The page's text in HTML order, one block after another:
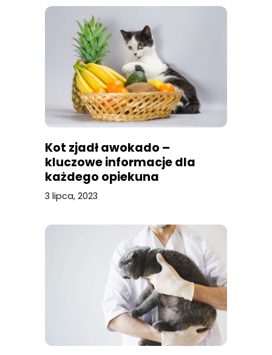
Kot zjadł awokado –
kluczowe informacje dla
każdego opiekuna
3 lipca, 2023